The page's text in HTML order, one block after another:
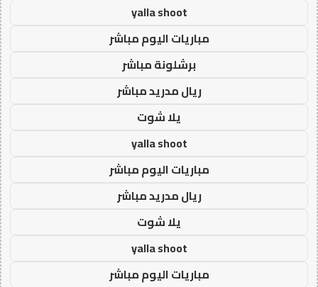
yalla shoot
مباريات اليوم مباشر
برشلونة مباشر
ريال مدريد مباشر
يلا شوت
yalla shoot
مباريات اليوم مباشر
ريال مدريد مباشر
يلا شوت
yalla shoot
مباريات اليوم مباشر